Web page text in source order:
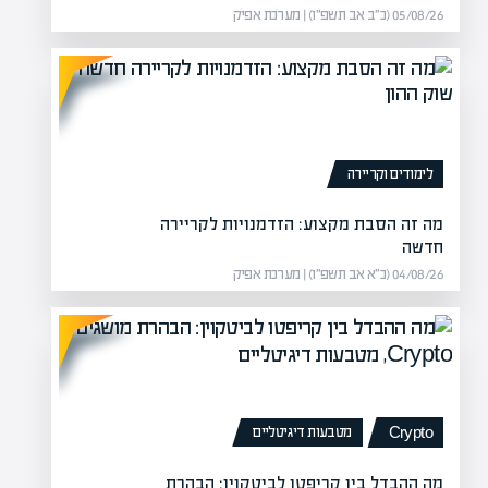
הכלכליים
05/08/26 (כ״ב אב תשפ״ו) | מערכת אפיק
לימודים וקריירה
מה זה הסבת מקצוע: הזדמנויות לקריירה
חדשה
04/08/26 (כ״א אב תשפ״ו) | מערכת אפיק
Crypto מטבעות דיגיטליים
מה ההבדל בין קריפטו לביטקוין: הבהרת